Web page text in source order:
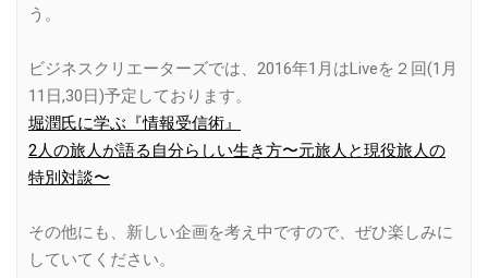
う。
ビジネスクリエーターズでは、2016年1月はLiveを２回(1月
11日,30日)予定しております。
堀潤氏に学ぶ『情報受信術』
2人の旅人が語る自分らしい生き方〜元旅人と現役旅人の
特別対談〜
その他にも、新しい企画を考え中ですので、ぜひ楽しみに
していてください。